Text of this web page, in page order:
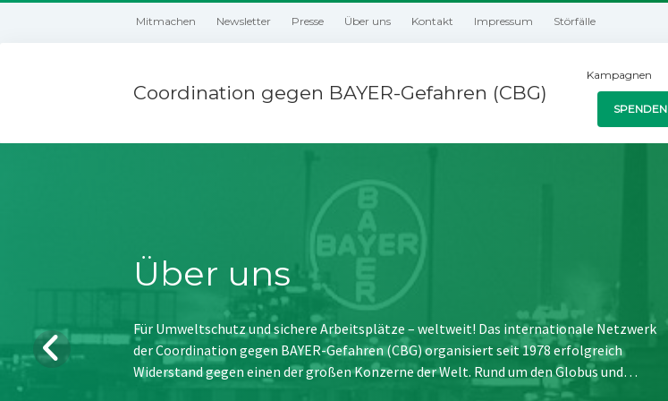
Mitmachen Newsletter Presse Über uns Kontakt Impressum Störfälle
Coordination gegen BAYER-Gefahren (CBG)
Kampagnen
SPENDEN
Über uns
Für Umweltschutz und sichere Arbeitsplätze – weltweit! Das internationale Netzwerk
der Coordination gegen BAYER-Gefahren (CBG) organisiert seit 1978 erfolgreich
Widerstand gegen einen der großen Konzerne der Welt. Rund um den Globus und…